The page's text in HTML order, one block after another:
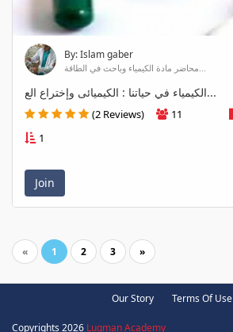
By: Islam gaber
الكيمياء في حياتنا : الكيميائى وإختراع الع...
(2 Reviews) 11
1
Join
« 1 2 3 »
Our Story Terms Of Use
Copyrights 2026 Luqman Academy